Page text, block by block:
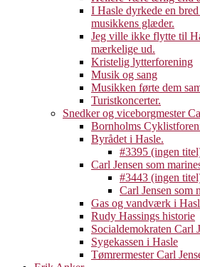
I Hasle dyrkede en
musikkens glæder.
Jeg ville ikke flytte til
mærkelige ud.
Kristelig lytterforening
Musik og sang
Musikken førte dem
Turistkoncerter.
Snedker og viceborgmester
Bornholms
Byrådet i Hasle.
#3395 (ingen
Carl Jensen som
#3443 (ingen
Carl Jensen som
Gas og vandværk i
Rudy Hassings historie
Socialdemokraten Carl
Sygekassen i Hasle
Tømrermester Carl